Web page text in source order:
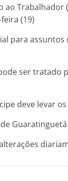
ao Trabalhador
(19)
para
ser tratado
deve levar